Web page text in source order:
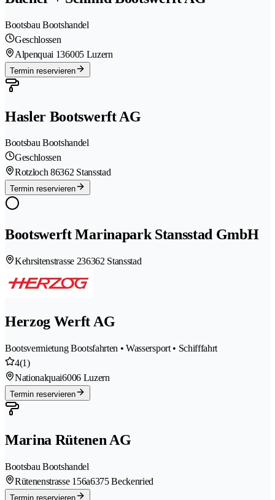
Bootsbau Bootshandel
Geschlossen
Alpenquai 136005 Luzern
Termin reservieren
Hasler Bootswerft AG
Bootsbau Bootshandel
Geschlossen
Rotzloch 86362 Stansstad
Termin reservieren
Bootswerft Marinapark Stansstad GmbH
Kehrsitenstrasse 236362 Stansstad
Herzog Werft AG
Bootsvermietung Bootsfahrten • Wassersport • Schifffahrt
4(1)
Nationalquai6006 Luzern
Termin reservieren
Marina Rütenen AG
Bootsbau Bootshandel
Rütenenstrasse 156a6375 Beckenried
Termin reservieren